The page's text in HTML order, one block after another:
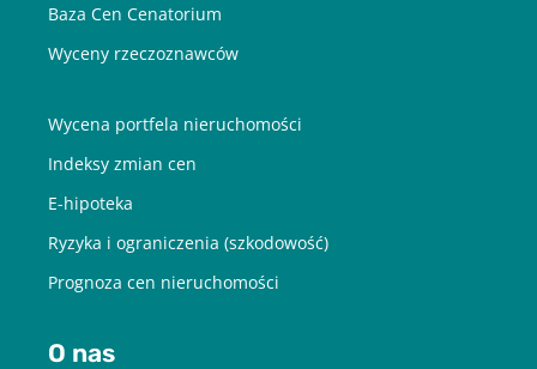
Baza Cen Cenatorium
Wyceny rzeczoznawców
Wycena portfela nieruchomości
Indeksy zmian cen
E-hipoteka
Ryzyka i ograniczenia (szkodowość)
Prognoza cen nieruchomości
O nas